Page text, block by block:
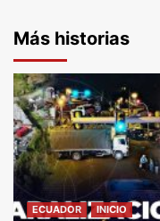
Más historias
ECUADOR
INICIO